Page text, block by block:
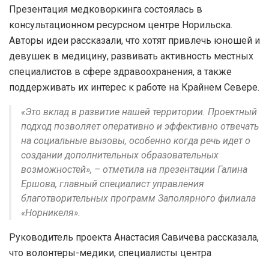
Презентация медковоркинга состоялась в
консультационном ресурсном центре Норильска.
Авторы идеи рассказали, что хотят привлечь юношей и
девушек в медицину, развивать активность местных
специалистов в сфере здравоохранения, а также
поддерживать их интерес к работе на Крайнем Севере.
«Это вклад в развитие нашей территории. Проектный
подход позволяет оперативно и эффективно отвечать
на социальные вызовы, особенно когда речь идет о
создании дополнительных образовательных
возможностей», – отметила на презентации Галина
Ершова, главный специалист управления
благотворительных программ Заполярного филиала
«Норникеля».
Руководитель проекта Анастасия Савичева рассказала,
что волонтеры-медики, специалисты центра